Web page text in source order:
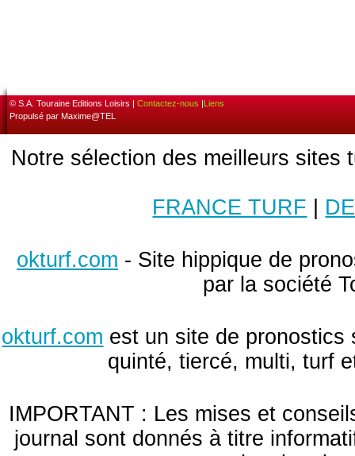
© S.A. Touraine Editions Loisirs | Contactez-nous |Liens
Propulsé par Maxime@TEL
Notre sélection des meilleurs sites
FRANCE TURF
okturf.com - Site hippique de
par la société
okturf.com est un site de pronostics
quinté, tiercé, multi, turf
IMPORTANT : Les mises et
journal sont donnés à titre